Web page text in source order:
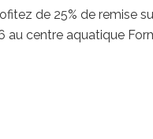
de 25% de remise
au centre aquatique